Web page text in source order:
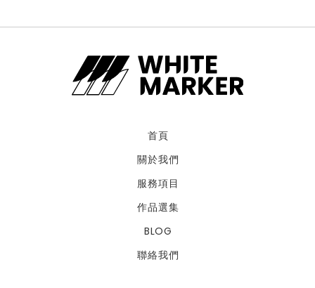
首頁
關於我們
服務項目
作品選集
BLOG
聯絡我們